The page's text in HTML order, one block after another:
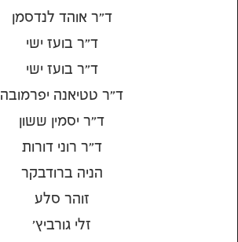
ד״ר אוהד לנדסמן
ד״ר בועז ישי
ד״ר בועז ישי
ד״ר טטיאנה יפרמובה
ד״ר יסמין ששון
ד״ר רוני דורות
הניה ברודבקר
זוהר סלע
זלי גורביץ'